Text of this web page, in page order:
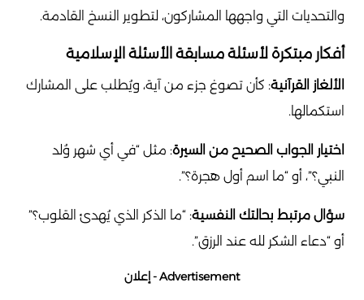
والتحديات التي واجهها المشاركون، لتطوير النسخ القادمة.
أفكار مبتكرة لأسئلة مسابقة الأسئلة الإسلامية
الألغاز القرآنية: كأن تصوغ جزء من آية، ويُطلب على المشارك
استكمالها.
اختيار الجواب الصحيح من السيرة: مثل “في أي شهر وُلد
النبي؟”، أو “ما اسم أول هجرة؟”.
سؤال مرتبط بحالتك النفسية: “ما الذكر الذي يُهدئ القلوب؟”
أو “دعاء الشكر لله عند الرزق”.
Advertisement - إعلان